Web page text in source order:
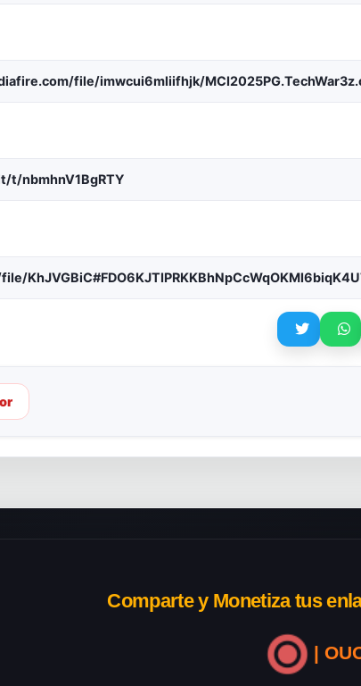
file/imwcui6mliifhjk/
nbmhnV1BgRTY
Comparte y Monetiza tus
|